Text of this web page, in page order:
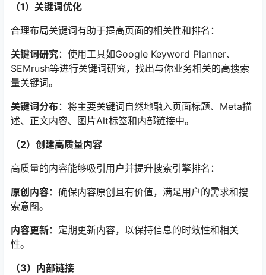
（1）关键词优化
合理布局关键词有助于提高页面的相关性和排名：
关键词研究：使用工具如Google Keyword Planner、
SEMrush等进行关键词研究，找出与你业务相关的高搜索
量关键词。
关键词分布：将主要关键词自然地融入页面标题、Meta描
述、正文内容、图片Alt标签和内部链接中。
（2）创建高质量内容
高质量的内容能够吸引用户并提升搜索引擎排名：
原创内容：确保内容原创且有价值，满足用户的需求和搜
索意图。
内容更新：定期更新内容，以保持信息的时效性和相关
性。
（3）内部链接